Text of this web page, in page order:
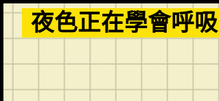
Skip
to
content
夜色正在學會呼吸